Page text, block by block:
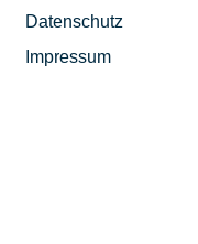
Datenschutz
Impressum